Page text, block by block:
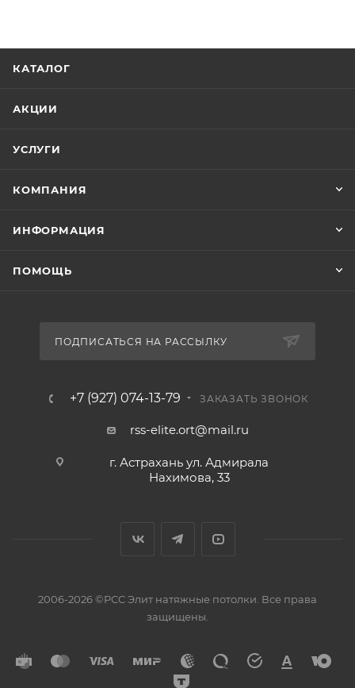
КАТАЛОГ
АКЦИИ
УСЛУГИ
КОМПАНИЯ
ИНФОРМАЦИЯ
ПОМОЩЬ
ПОДПИСАТЬСЯ НА РАССЫЛКУ
+7 (927) 074-13-79 ЗАКАЗАТЬ ЗВОНОК
rss-elite.ort@mail.ru
г. Астрахань ул. Адмирала
Нахимова, 33
2006-2026 ©РСС Элит натяжные потолки. Все права
защищены.